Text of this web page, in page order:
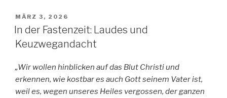
POSTED
ON
MÄRZ 3, 2026
In der Fastenzeit: Laudes und
Keuzwegandacht
„Wir wollen hinblicken auf das Blut Christi und
erkennen, wie kostbar es auch Gott seinem Vater ist,
weil es, wegen unseres Heiles vergossen, der ganzen